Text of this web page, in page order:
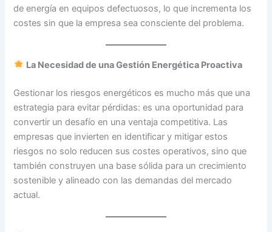
de energía en equipos defectuosos, lo que incrementa los
costes sin que la empresa sea consciente del problema.
La Necesidad de una Gestión Energética Proactiva
Gestionar los riesgos energéticos es mucho más que una
estrategia para evitar pérdidas: es una oportunidad para
convertir un desafío en una ventaja competitiva. Las
empresas que invierten en identificar y mitigar estos
riesgos no solo reducen sus costes operativos, sino que
también construyen una base sólida para un crecimiento
sostenible y alineado con las demandas del mercado
actual.